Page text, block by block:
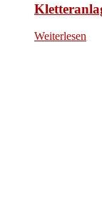
Weiterlesen